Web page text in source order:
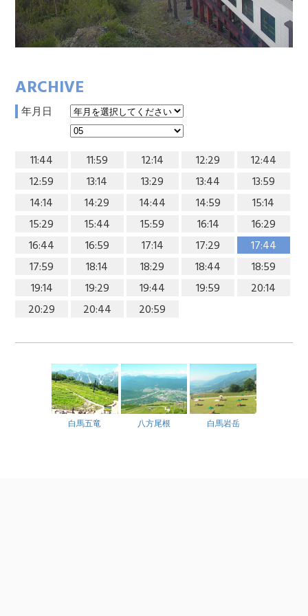
ARCHIVE
年月日
11:44 11:59 12:14 12:29
12:44
12:59
13:14 13:29 13:44
13:59
14:14
14:29 14:44 14:59
15:14
15:29
15:44 15:59 16:14
16:29
16:44
16:59 17:14 17:29
17:44
17:59
18:14 18:29 18:44
18:59
19:14
19:29 19:44 19:59
20:14
20:29
20:44 20:59
白馬五竜 八方尾根 白馬岩岳